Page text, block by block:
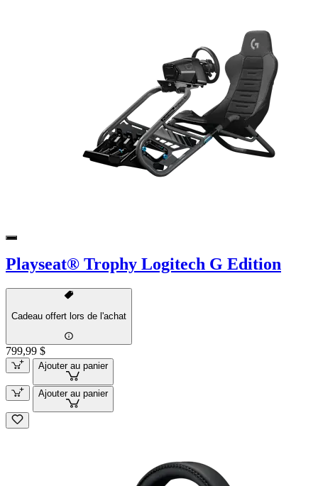
Playseat® Trophy Logitech G Edition
Cadeau offert lors de l'achat
799,99 $
Ajouter au panier
Ajouter au panier